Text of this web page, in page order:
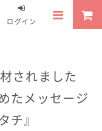
ログイン
されました
たメッセージ
チ』